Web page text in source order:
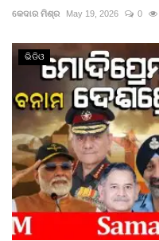
କେଦାର ମିଶ୍ର May 19, 2026 0
ଭିଡିଓ